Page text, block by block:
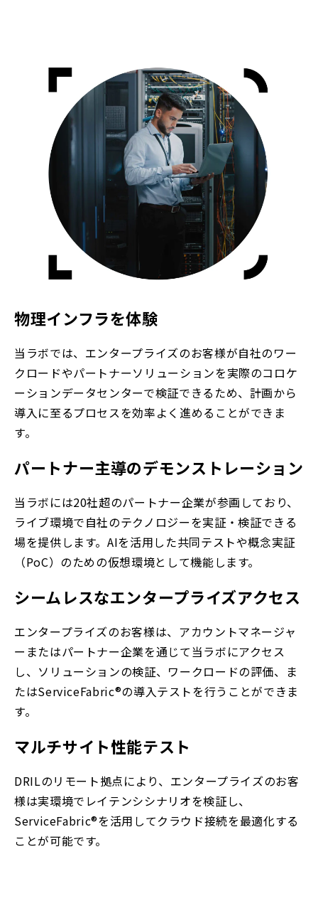
物理インフラを体験
当ラボでは、エンタープライズのお客様が自社のワー
クロードやパートナーソリューションを実際のコロケ
ーションデータセンターで検証できるため、計画から
導入に至るプロセスを効率よく進めることができま
す。
パートナー主導のデモンストレーション
当ラボには20社超のパートナー企業が参画しており、
ライブ環境で自社のテクノロジーを実証・検証できる
場を提供します。AIを活用した共同テストや概念実証
（PoC）のための仮想環境として機能します。
シームレスなエンタープライズアクセス
エンタープライズのお客様は、アカウントマネージャ
ーまたはパートナー企業を通じて当ラボにアクセス
し、ソリューションの検証、ワークロードの評価、ま
たはServiceFabric®の導入テストを行うことができま
す。
マルチサイト性能テスト
DRILのリモート拠点により、エンタープライズのお客
様は実環境でレイテンシシナリオを検証し、
ServiceFabric®を活用してクラウド接続を最適化する
ことが可能です。